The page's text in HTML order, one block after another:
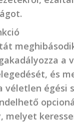
a
és
véletlen égési
melyet